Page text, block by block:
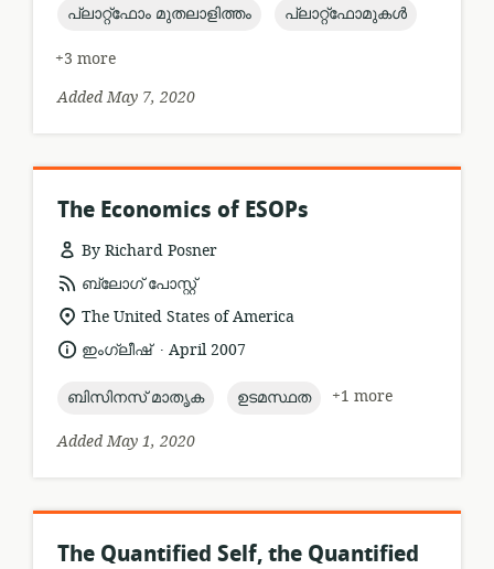
topic:
പ്ലാറ്റ്ഫോം മുതലാളിത്തം topic:
പ്ലാറ്റ്ഫോമുകൾ
+3 more
Added May 7, 2020
The Economics of ESOPs
By Richard Posner
resource
format:
ബ്ലോഗ് പോസ്റ്റ്
location
relevance:
The United States of America
language:
ഇംഗ്ലീഷ് .
dateApril 2007
topic:
ബിസിനസ് മാതൃക topic:
ഉടമസ്ഥത
+1 more
Added May 1, 2020
The Quantified Self, the Quantified